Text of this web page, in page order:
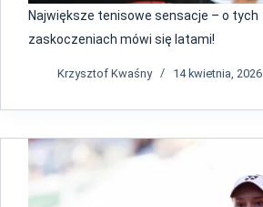
Największe tenisowe sensacje – o tych
zaskoczeniach mówi się latami!
Krzysztof Kwaśny 14 kwietnia, 2026